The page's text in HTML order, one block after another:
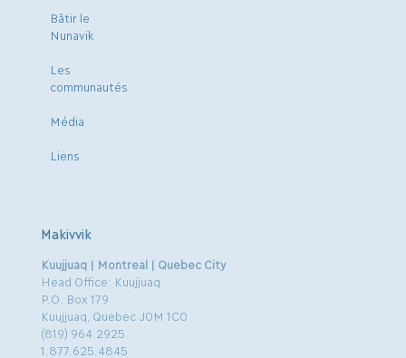
Bâtir le
Nunavik
Les
communautés
Média
Liens
Makivvik
Kuujjuaq | Montreal | Quebec City
Head Office: Kuujjuaq
P.O. Box 179
Kuujjuaq, Quebec J0M 1C0
(819) 964.2925
1.877.625.4845